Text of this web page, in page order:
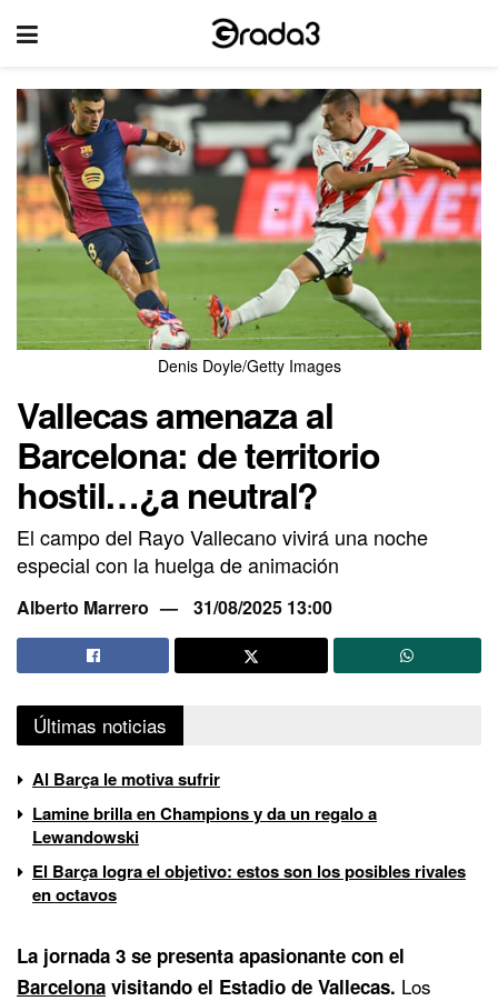
Denis Doyle/Getty Images
Vallecas amenaza al
Barcelona: de territorio
hostil…¿a neutral?
El campo del Rayo Vallecano vivirá una noche
especial con la huelga de animación
Alberto Marrero 31/08/2025 13:00
Últimas noticias
Al Barça le motiva sufrir
Lamine brilla en Champions y da un regalo a
Lewandowski
El Barça logra el objetivo: estos son los posibles rivales
en octavos
La jornada 3 se presenta apasionante con el
Barcelona visitando el Estadio de Vallecas. Los